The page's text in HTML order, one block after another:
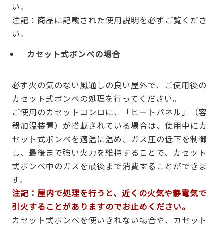
い。
注記：商品に記載された使用説明を必ずご覧くださ
い。
カセット式ボンベの場合
必ず火の気のない風通しの良い屋外で、ご使用後の
カセット式ボンベの処理を行ってください。
ご使用のカセットコンロに、「ヒートパネル」（容
器加温装置）が搭載されている場合は、使用中にカ
セット式ボンベを適温に温め、ガス圧の低下を制御
し、最後まで強い火力を維持することで、カセット
式ボンベ中のガスを最後まで消費することができま
す。
注記：屋内で処理を行うと、近くの火気や静電気で
引火することがありますのでお止めください。
カセット式ボンベを使いきれない場合や、カセット